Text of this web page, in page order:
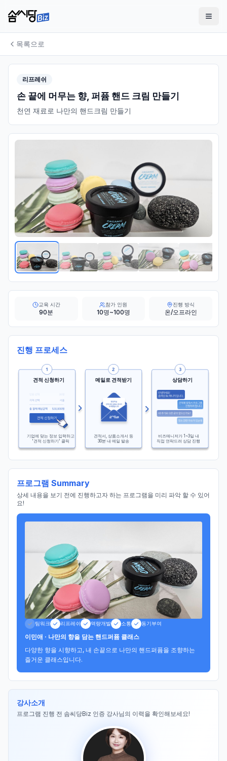
목록으로
리프레쉬
손 끝에 머무는 향, 퍼퓸 핸드 크림 만들기
천연 재료로 나만의 핸드크림 만들기
교육 시간
90분
참가 인원
10명~100명
진행 방식
온/오프라인
진행 프로세스
견적 신청하기
기업에 맞는 정보 입력하고
'견적 신청하기' 클릭
메일로 견적받기
견적서, 상품소개서 등
30분 내 메일 발송
상담하기
비즈매니저가 1~3일 내
직접 연락드려 상담 진행
프로그램 Summary
상세 내용을 보기 전에 진행하고자 하는 프로그램을 미리 파악 할 수 있어
요!
팀워크 리프레쉬 역량개발 소통 동기부여
이민애 · 나만의 향을 담는 핸드퍼퓸 클래스
다양한 향을 시향하고, 내 손끝으로 나만의 핸드퍼퓸을 조향하는
즐거운 클래스입니다.
강사소개
프로그램 진행 전 솜씨당Biz 인증 강사님의 이력을 확인해보세요!